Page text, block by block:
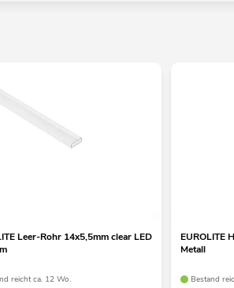
Leer-Rohr 14x5,5mm clear LED
reicht ca. 12 Wo.
EUROLITE
Metall
Bestand